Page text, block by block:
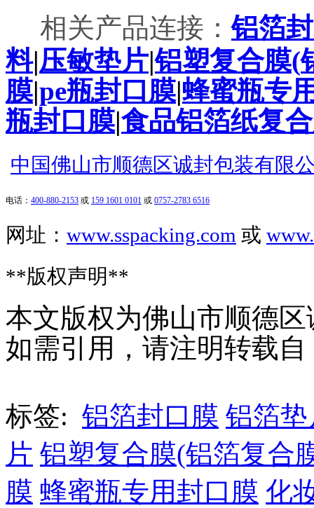
相关产品连接：铝箔
料|压敏垫片|铝塑复合膜(
膜|pe瓶封口膜|蜂蜜瓶专
瓶封口膜|食品铝箔纸复
中国佛山市顺德区诚封包装有限
电话： 400-880-2153 或 159 1601 0101 或 0757-2783 6516
网址： www.sspacking.com 或
**版权声明**
本文版权为佛山市顺德
如需引用，请注明转载自
标签: 铝箔封口膜 铝箔
片 铝塑复合膜(铝箔复合
膜 蜂蜜瓶专用封口膜 化